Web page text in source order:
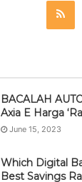
BACALAH
Axia E Harga
June 15, 2023
Which Digital
Best Savings